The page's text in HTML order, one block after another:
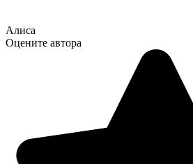
Алиса
Оцените автора